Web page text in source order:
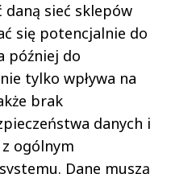
daną sieć sklepów
się potencjalnie do
później do
tylko wpływa na
brak
danych i
ogólnym
Dane muszą